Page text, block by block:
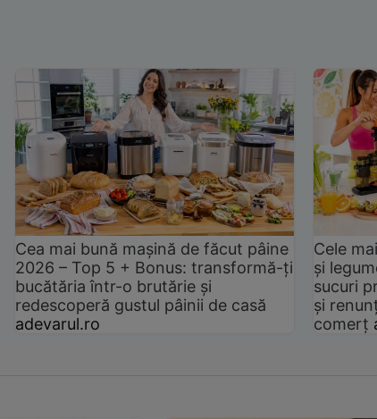
Cea mai bună mașină de făcut pâine
2026 – Top 5 + Bonus: transformă-ți
bucătăria într-o brutărie și
redescoperă gustul pâinii de casă
adevarul.ro
Cele
și
sucuri
și
comerț